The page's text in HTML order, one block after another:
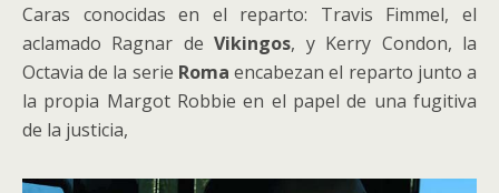
Caras conocidas en el reparto: Travis Fimmel, el
aclamado Ragnar deVikingos, y Kerry Condon, la
Octavia de la serie Roma encabezan el reparto junto a
la propia Margot Robbie en el papel de una fugitiva
de la justicia,